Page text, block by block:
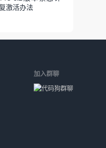
激活办法
加入群聊